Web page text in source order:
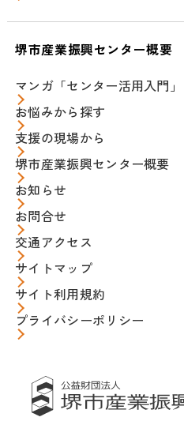
堺市産業振興センター概要
マンガ「センター活用入門」
お悩みから探す
支援の現場から
堺市産業振興センター概要
お知らせ
お問合せ
交通アクセス
サイトマップ
サイト利用規約
プライバシーポリシー